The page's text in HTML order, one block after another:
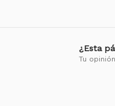
¿Esta
Tu